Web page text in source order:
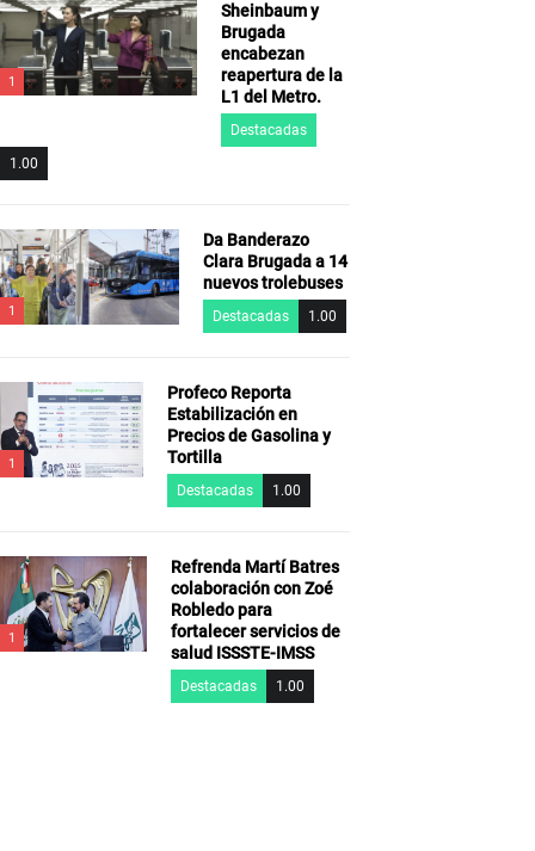
1
Sheinbaum y
Brugada
encabezan
reapertura de la
L1 del Metro.
Destacadas
1.00
1
Da Banderazo
Clara Brugada a 14
nuevos trolebuses
Destacadas 1.00
1
Profeco Reporta
Estabilización en
Precios de Gasolina y
Tortilla
Destacadas 1.00
1
Refrenda Martí Batres
colaboración con Zoé
Robledo para
fortalecer servicios de
salud ISSSTE-IMSS
Destacadas 1.00